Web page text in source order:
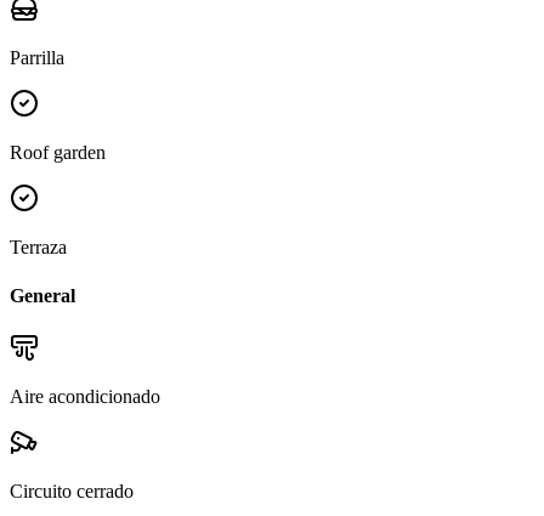
Parrilla
Roof garden
Terraza
General
Aire acondicionado
Circuito cerrado